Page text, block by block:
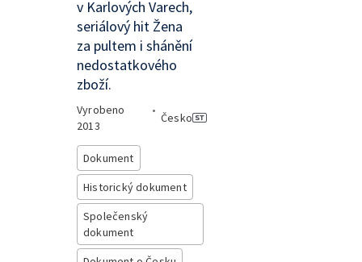
v Karlových Varech,
seriálový hit Žena
za pultem i shánění
nedostatkového
zboží.
Vyrobeno
2013
•
Česko
Dokument
Historický dokument
Společenský
dokument